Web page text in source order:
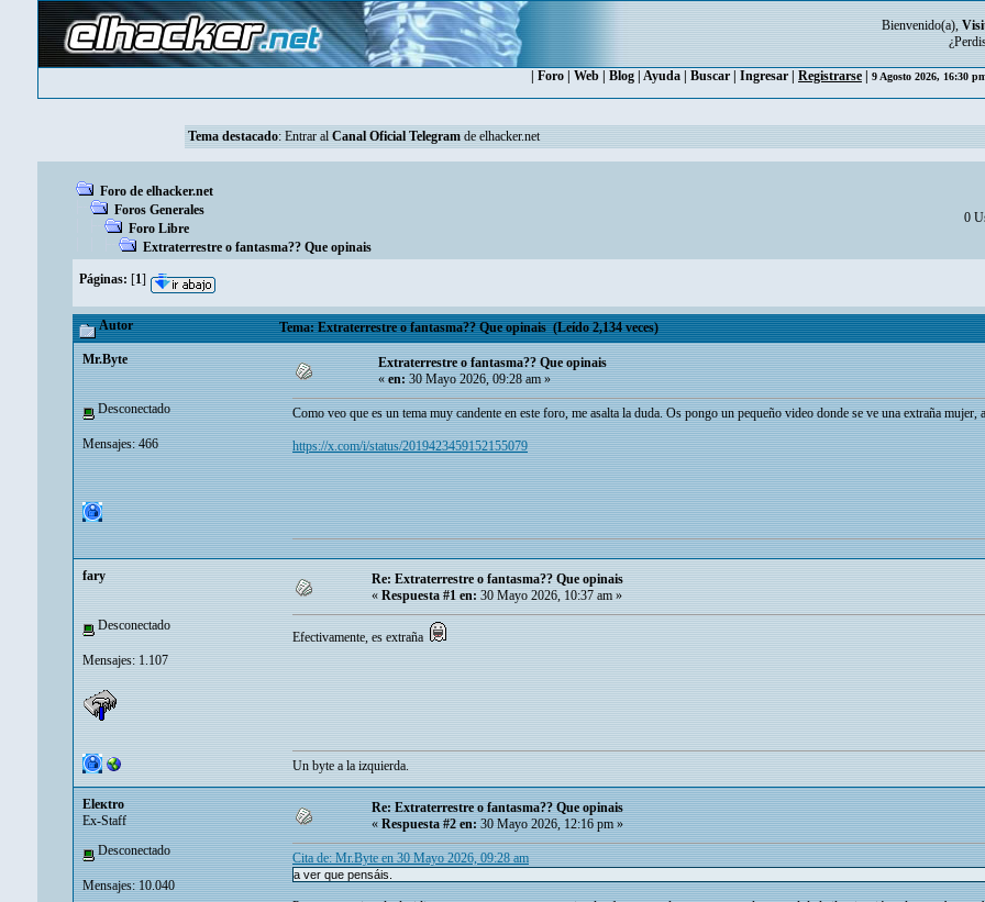
Bienvenido(a),
Foro Web Blog Ayuda Buscar Ingresar Registrarse 9 Agosto 2026, 16:30
Tema destacado: Entrar al Canal Oficial Telegram de elhacker.net
Foro de elhacker.net
Foros Generales
Foro Libre
Extraterrestre o fantasma?? Que opinais
0
Páginas: [1]
Autor Tema: Extraterrestre o fantasma?? Que opinais (Leído 2,134 veces)
Mr.Byte
Desconectado
Mensajes: 466
Extraterrestre o fantasma?? Que opinais
«en:30 Mayo 2026, 09:28 am »
Como veo que es un tema muy candente en este foro, me asalta la duda. Os pongo un pequeño video donde se ve una extraña mujer,
https://x.com/i/status/2019423459152155079
fary
Desconectado
Mensajes: 1.107
Re: Extraterrestre o fantasma?? Que opinais
« Respuesta #1 en: 30 Mayo 2026, 10:37 am »
Efectivamente, es extraña
Un byte a la izquierda.
Eleкtro
Ex-Staff
Desconectado
Mensajes: 10.040
Re: Extraterrestre o fantasma?? Que opinais
«Respuesta #2 en:30 Mayo 2026, 12:16 pm »
Cita de: Mr.Byte en 30 Mayo 2026, 09:28 am
a ver que pensáis.